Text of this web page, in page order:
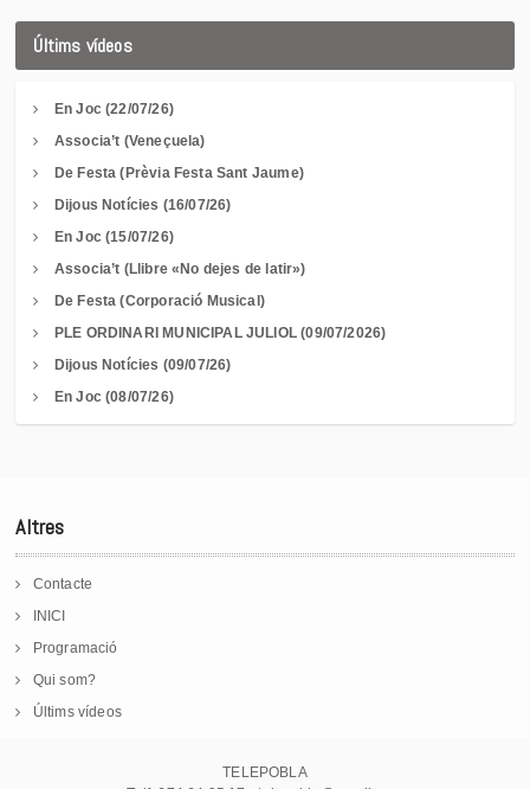
Últims vídeos
En Joc (22/07/26)
Associa’t (Veneçuela)
De Festa (Prèvia Festa Sant Jaume)
Dijous Notícies (16/07/26)
En Joc (15/07/26)
Associa’t (Llibre «No dejes de latir»)
De Festa (Corporació Musical)
PLE ORDINARI MUNICIPAL JULIOL (09/07/2026)
Dijous Notícies (09/07/26)
En Joc (08/07/26)
Altres
Contacte
INICI
Programació
Qui som?
Últims vídeos
TELEPOBLA